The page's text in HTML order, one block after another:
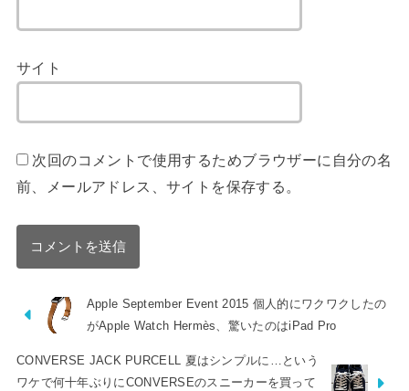
サイト
次回のコメントで使用するためブラウザーに自分の名
前、メールアドレス、サイトを保存する。
Apple September Event 2015 個人的にワクワクしたの
がApple Watch Hermès、驚いたのはiPad Pro
CONVERSE JACK PURCELL 夏はシンプルに…という
ワケで何十年ぶりにCONVERSEのスニーカーを買って